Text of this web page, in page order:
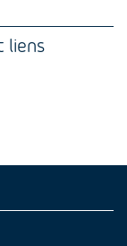
liens